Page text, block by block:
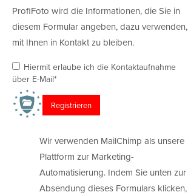
ProfiFoto wird die Informationen, die Sie in
diesem Formular angeben, dazu verwenden,
mit Ihnen in Kontakt zu bleiben.
Hiermit erlaube ich die Kontaktaufnahme
über E-Mail*
Wir verwenden MailChimp als unsere
Plattform zur Marketing-
Automatisierung. Indem Sie unten zur
Absendung dieses Formulars klicken,